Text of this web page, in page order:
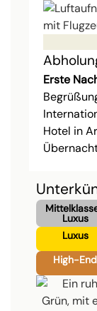
Erste
Hotel in
Luxus
Luxus
High-End